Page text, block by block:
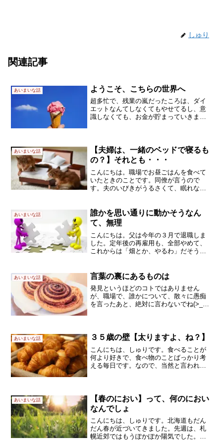
しゅり
関連記事
あいまいな話 ようこそ、こちらの世界へ
超多忙で、残業の嵐だったころは、ダイ
エットなんてしなくてもやせてるし、意
識しなくても、お金が貯まっていきまし
がいいわけ？かつての同僚...
あいまいな話
【夫婦は、一緒のベッドで寝るも
の？】それとも・・・
こんにちは。職場でお昼ごはんを食べて
いたときのことです。同僚が言うので
す。夫のいびきがうるさくて、眠れない
女によると、夫婦仲は別に悪くはなく、
問題は、「いびきと...
あいまいな話
誰かを思い通りに動かそうなん
て、無理
こんにちは。父は今年の３月で退職しま
した。定年後の再雇用も、全部やめて、
これからは「畑とか、やるわ」だそうで
リゾート（でしょうね、たぶん）部屋数
が少なくて、中学生よりオ...
あいまいな話 言葉の裏にあるものは
発見というほどのコトではありません
が、職場で、誰かについて、散々に愚痴
を言ったあと、絶対に言わないでね(>_<)
を言った）私...
あいまいな話 ３５歳の壁【太りますよ、ね？】
こんにちは、しゅりです。食べることが
何より好きで、食べ物のことばっかり考
える毎日です。なので、当然と言われれ
前の仕事を辞めて...
あいまいな話
【春のにおい】って、何のにおい
なんでしょ
こんにちは、しゅりです。北海道もだん
だん春が近づいてきました。先週は、札
幌近郊ではもうぽかぽか陽気でした。そ